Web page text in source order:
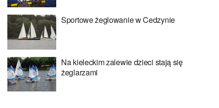
Sportowe żeglowanie w Cedzynie
Na kieleckim zalewie dzieci stają się
żeglarzami